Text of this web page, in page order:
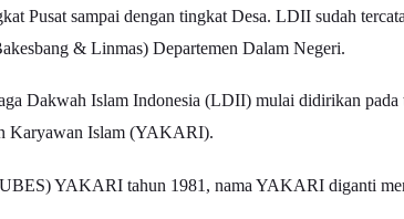
Pusat sampai dengan tingkat Desa. LDII sudah
& Linmas) Departemen Dalam Negeri.
Dakwah Islam Indonesia (LDII) mulai didirikan pada
Karyawan Islam (YAKARI).
YAKARI tahun 1981, nama YAKARI diganti